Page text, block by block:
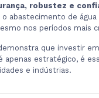
robustez e
o abastecimento de
nos períodos mais
que investir
apenas estratégico, é
e indústrias.